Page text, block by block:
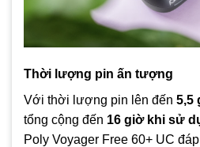
Thời lượng pin ấn tượng
Với thời lượng pin lên đến 5,5
tổng cộng đến 16 giờ khi sử
Poly Voyager Free 60+ UC